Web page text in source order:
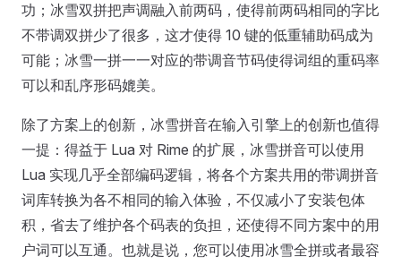
功；冰雪双拼把声调融入前两码，使得前两码相同的字比
不带调双拼少了很多，这才使得 10 键的低重辅助码成为
可能；冰雪一拼一一对应的带调音节码使得词组的重码率
可以和乱序形码媲美。
除了方案上的创新，冰雪拼音在输入引擎上的创新也值得
一提：得益于 Lua 对 Rime 的扩展，冰雪拼音可以使用
Lua 实现几乎全部编码逻辑，将各个方案共用的带调拼音
词库转换为各不相同的输入体验，不仅减小了安装包体
积，省去了维护各个码表的负担，还使得不同方案中的用
户词可以互通。也就是说，您可以使用冰雪全拼或者最容